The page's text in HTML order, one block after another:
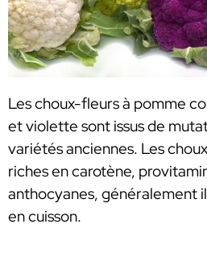
Les choux-fleurs à pomme
et violette sont issus de
variétés anciennes. Les
riches en carotène,
anthocyanes, généralement
en cuisson.